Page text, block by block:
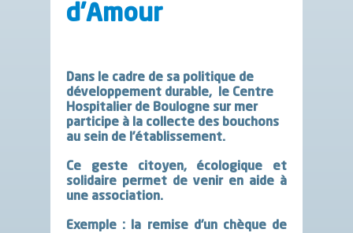
d’Amour
Dans le cadre de sa politique de
développement durable, le Centre
Hospitalier de Boulogne sur mer
participe à la collecte des bouchons
au sein de l’établissement.
Ce geste citoyen, écologique et
solidaire permet de venir en aide à
une association.
Exemple : la remise d’un chèque de